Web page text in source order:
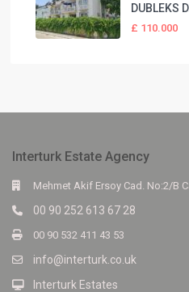
DUBLEKS
£ 110.000
Interturk Estate Agency
Mehmet Akif Ersoy Cad. No:2/B
00 90 252 613 67 28
00 90 532 411 43 53
info@interturk.co.uk
Interturk Estates